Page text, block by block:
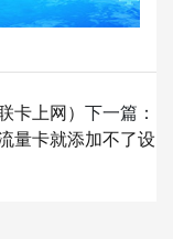
卡上网） 下一篇：
量卡就添加不了设